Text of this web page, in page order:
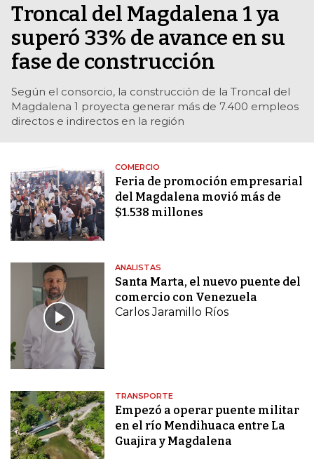
Troncal del Magdalena 1 ya
superó 33% de avance en su
fase de construcción
Según el consorcio, la construcción de la Troncal del
Magdalena 1 proyecta generar más de 7.400 empleos
directos e indirectos en la región
COMERCIO
Feria de promoción empresarial
del Magdalena movió más de
$1.538 millones
ANALISTAS
Santa Marta, el nuevo puente del
comercio con Venezuela
Carlos Jaramillo Ríos
TRANSPORTE
Empezó a operar puente militar
en el río Mendihuaca entre La
Guajira y Magdalena